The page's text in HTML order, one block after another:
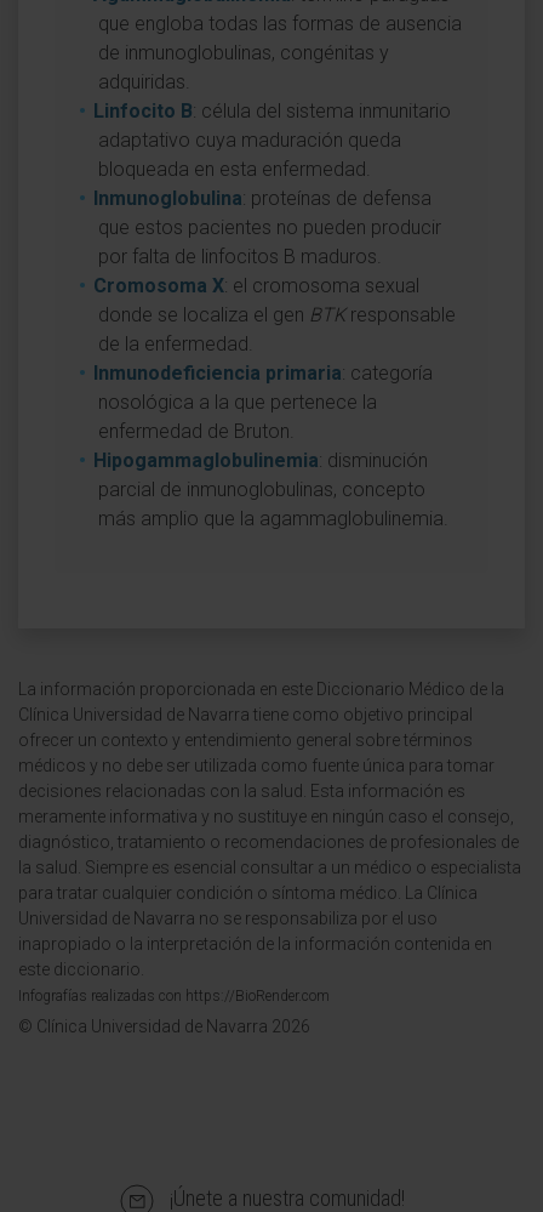
que engloba todas las formas de ausencia
de inmunoglobulinas, congénitas y
adquiridas.
Linfocito B: célula del sistema inmunitario
adaptativo cuya maduración queda
bloqueada en esta enfermedad.
Inmunoglobulina: proteínas de defensa
que estos pacientes no pueden producir
por falta de linfocitos B maduros.
Cromosoma X: el cromosoma sexual
donde se localiza el gen BTKresponsable
de la enfermedad.
Inmunodeficiencia primaria: categoría
nosológica a la que pertenece la
enfermedad de Bruton.
Hipogammaglobulinemia: disminución
parcial de inmunoglobulinas, concepto
más amplio que la agammaglobulinemia.
La información proporcionada en este Diccionario Médico de la
Clínica Universidad de Navarra tiene como objetivo principal
ofrecer un contexto y entendimiento general sobre términos
médicos y no debe ser utilizada como fuente única para tomar
decisiones relacionadas con la salud. Esta información es
meramente informativa y no sustituye en ningún caso el consejo,
diagnóstico, tratamiento o recomendaciones de profesionales de
la salud. Siempre es esencial consultar a un médico o especialista
para tratar cualquier condición o síntoma médico. La Clínica
Universidad de Navarra no se responsabiliza por el uso
inapropiado o la interpretación de la información contenida en
este diccionario.
Infografías realizadas con https://BioRender.com
© Clínica Universidad de Navarra 2026
¡Únete a nuestra comunidad!